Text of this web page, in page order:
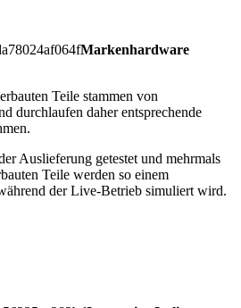
Markenhardware
Teile stammen von
durchlaufen daher entsprechende
Auslieferung getestet und mehrmals
Teile werden so einem
der Live-Betrieb simuliert wird.